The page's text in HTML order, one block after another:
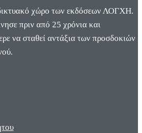
χώρο των εκδόσεων ΛΟΓΧΗ.
πριν από 25 χρόνια και
να σταθεί αντάξια των προσδοκιών